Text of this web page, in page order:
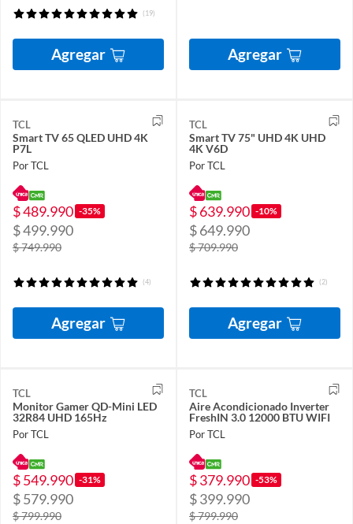
(19)
Agregar Agregar
TCL
Smart TV 65 QLED UHD 4K
P7L
Por TCL
$ 489.990 -35%
$ 499.990
$ 749.990
(4)
Agregar
TCL
Smart TV 75" UHD 4K UHD
4K V6D
Por TCL
$ 639.990 -10%
$ 649.990
$ 709.990
(2)
Agregar
TCL
Monitor Gamer QD-Mini LED
32R84 UHD 165Hz
Por TCL
$ 549.990 -31%
$ 579.990
$ 799.990
TCL
Aire Acondicionado Inverter
FreshIN 3.0 12000 BTU WIFI
Por TCL
$ 379.990 -53%
$ 399.990
$ 799.990